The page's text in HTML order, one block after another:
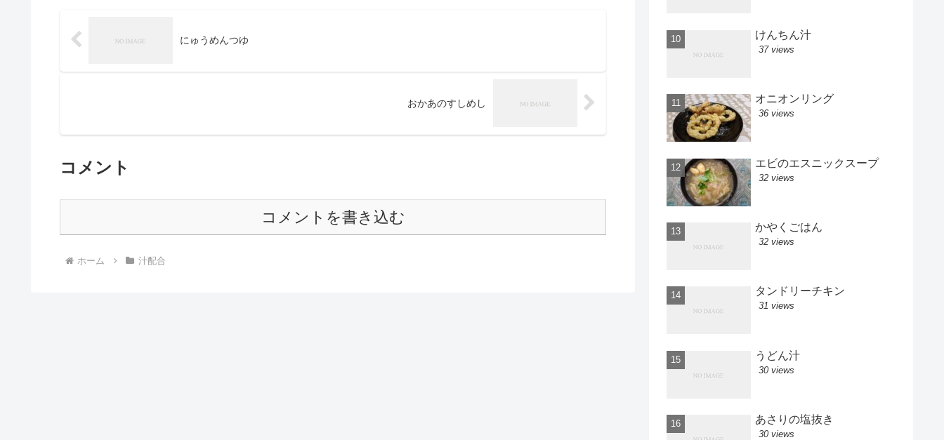
にゅうめんつゆ
おかあのすしめし
コメント
コメントを書き込む
ホーム 汁配合
けんちん汁
37 views
オニオンリング
36 views
エビのエスニックスープ
32 views
かやくごはん
32 views
タンドリーチキン
31 views
うどん汁
30 views
あさりの塩抜き
30 views